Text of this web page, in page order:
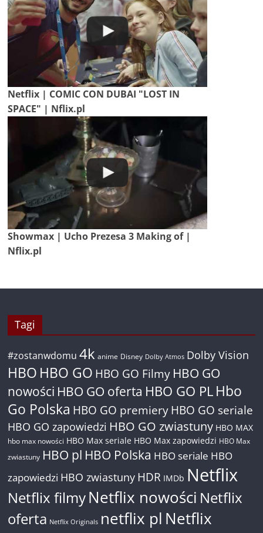
Netflix | COMIC CON DUBAI "LOST IN
SPACE" | Nflix.pl
Showmax | Ucho Prezesa 3 Making of |
Nflix.pl
Tagi
#zostanwdomu 4k anime Disney Dolby Atmos Dolby Vision
HBO HBO GO HBO GO Filmy HBO GO
nowości HBO GO oferta HBO GO PL Hbo
Go Polska HBO GO premiery HBO GO seriale
HBO GO zapowiedzi HBO GO zwiastuny HBO MAX
hbo max nowości HBO Max seriale HBO Max zapowiedzi HBO Max
zwiastuny HBO pl HBO Polska HBO seriale HBO
zapowiedzi HBO zwiastuny HDR IMDb Netflix
Netflix filmyNetflix nowości Netflix
oferta Netflix Originals netflix pl Netflix